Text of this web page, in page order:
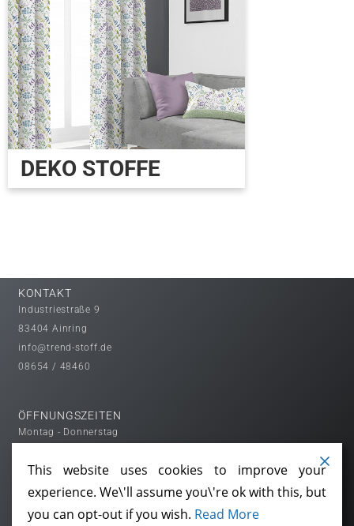
DEKO STOFFE
KONTAKT
Industriestraße 9
83404 Ainring
info@trend-stoff.de
08654 / 48460
ÖFFNUNGSZEITEN
Montag - Donnerstag
13:00 - 16:30 Uhr
Freitag
08:00 - 12:00 Uhr
This website uses cookies to improve your
experience. We\'ll assume you\'re ok with this, but
you can opt-out if you wish. Read More